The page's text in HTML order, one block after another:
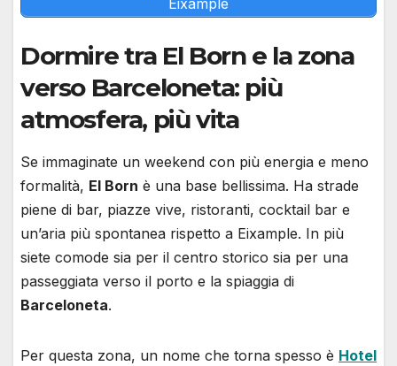
Dormire tra El Born e la zona
verso Barceloneta: più
atmosfera, più vita
Se immaginate un weekend con più energia e meno
formalità, El Born è una base bellissima. Ha strade
piene di bar, piazze vive, ristoranti, cocktail bar e
un’aria più spontanea rispetto a Eixample. In più
siete comode sia per il centro storico sia per una
passeggiata verso il porto e la spiaggia di
Barceloneta.
Per questa zona, un nome che torna spesso è Hotel